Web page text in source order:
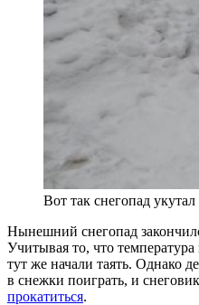
Вот так снегопад
Нынешний снегопад
Учитывая то, что
тут же начали таять. Однако
в снежки поиграть, и
прокатиться.